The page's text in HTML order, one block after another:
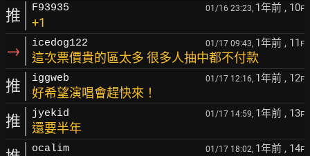
推 F93935 01/16 23:23, 1年前 , 10F
+1
→ icedog122 01/17 09:43, 1年前 , 11 F
這次票價貴的區太多 很多人抽中都不付款
推 iggweb 01/17 12:16, 1年前 , 12F
好希望演唱會趕快來！
推 jyekid 01/17 14:59, 1年前 , 13F
還要半年
ocalim 01/17 18:02, 1年前 , 14F